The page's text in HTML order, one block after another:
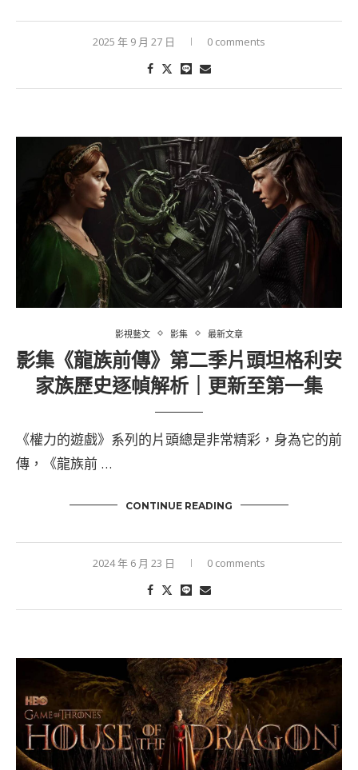
2025 年 9 月 27 日 0 comments
影視藝文 影集 最新文章
影集《龍族前傳》第二季片頭坦格利安
家族歷史逐幀解析｜更新至第一集
《權力的遊戲》系列的片頭總是非常精彩，身為它的前
傳，《龍族前 …
CONTINUE READING
2024 年 6 月 23 日 0 comments